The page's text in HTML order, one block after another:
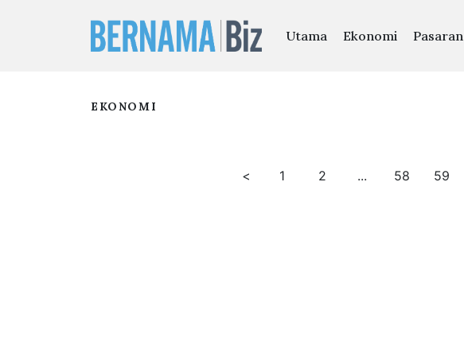
Utama Ekonomi Pasaran
EKONOMI
< 1 2 ... 58 59